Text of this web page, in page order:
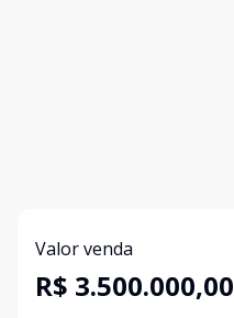
Valor venda
R$ 3.500.000,00